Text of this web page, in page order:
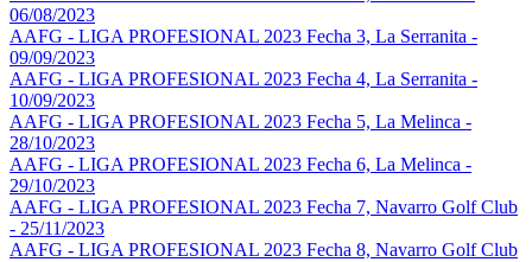
06/08/2023
AAFG - LIGA PROFESIONAL 2023 Fecha 3, La Serranita -
09/09/2023
AAFG - LIGA PROFESIONAL 2023 Fecha 4, La Serranita -
10/09/2023
AAFG - LIGA PROFESIONAL 2023 Fecha 5, La Melinca -
28/10/2023
AAFG - LIGA PROFESIONAL 2023 Fecha 6, La Melinca -
29/10/2023
AAFG - LIGA PROFESIONAL 2023 Fecha 7, Navarro Golf Club
- 25/11/2023
AAFG - LIGA PROFESIONAL 2023 Fecha 8, Navarro Golf Club